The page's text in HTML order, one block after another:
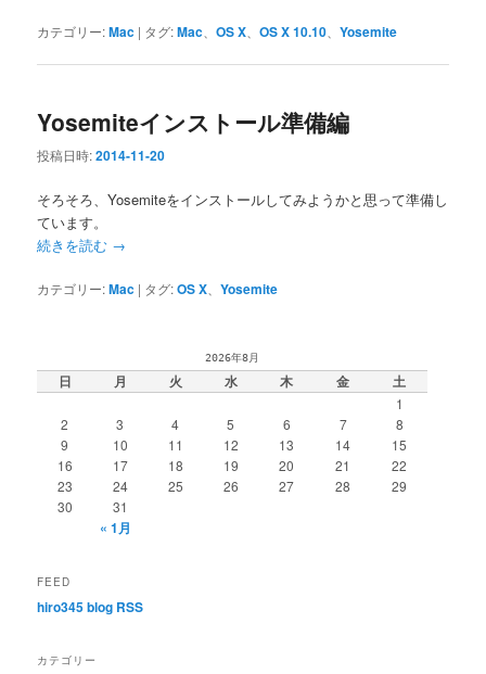
カテゴリー:Mac | タグ:Mac 、OS X 、OS X 10.10 、Yosemite
Yosemiteインストール準備編
投稿日時:2014-11-20
そろそろ、Yosemiteをインストールしてみようかと思って準備し
ています。
続きを読む →
カテゴリー:Mac | タグ:OS X 、Yosemite
2026年8月
日 月 火 水 木 金 土
1
2
3 4 5 6 7
8
9
10 11 12 13 14
15
16
17 18 19 20 21
22
23
24 25 26 27 28
29
30
31
« 1月
FEED
hiro345 blog RSS
カテゴリー